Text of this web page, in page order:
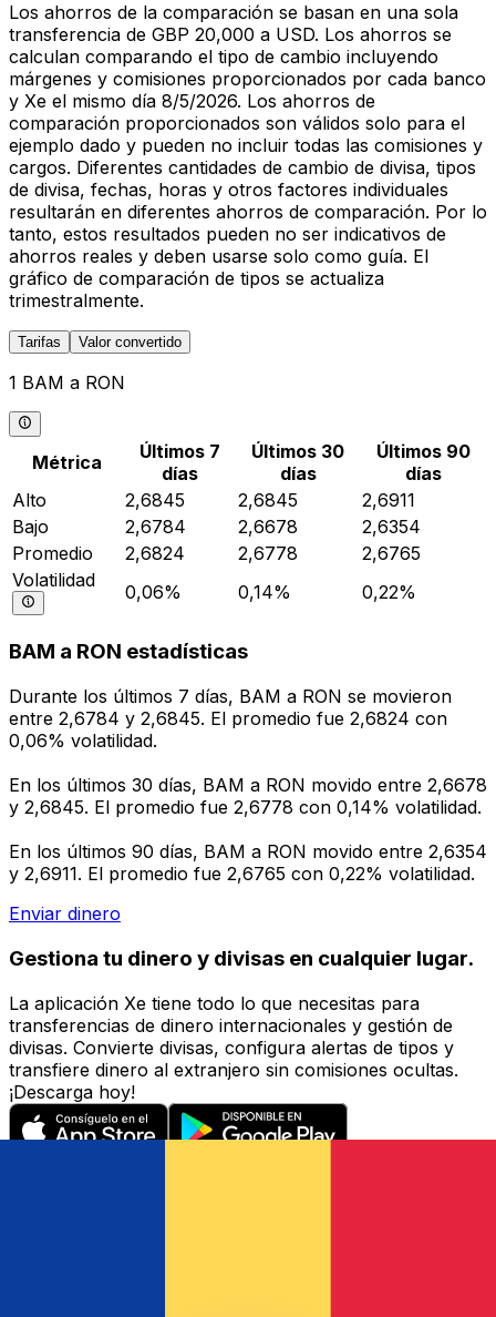
Los ahorros de la comparación se basan en una sola
transferencia de GBP 20,000 a USD. Los ahorros se
calculan comparando el tipo de cambio incluyendo
márgenes y comisiones proporcionados por cada banco
y Xe el mismo día 8/5/2026. Los ahorros de
comparación proporcionados son válidos solo para el
ejemplo dado y pueden no incluir todas las comisiones y
cargos. Diferentes cantidades de cambio de divisa, tipos
de divisa, fechas, horas y otros factores individuales
resultarán en diferentes ahorros de comparación. Por lo
tanto, estos resultados pueden no ser indicativos de
ahorros reales y deben usarse solo como guía. El
gráfico de comparación de tipos se actualiza
trimestralmente.
Tarifas Valor convertido
1 BAM a RON
Métrica
Últimos 7
días
Últimos 30
días
Últimos 90
días
Alto
2,6845 2,6845
2,6911
Bajo
2,6784 2,6678
2,6354
Promedio
2,6824 2,6778
2,6765
Volatilidad
0,06% 0,14% 0,22%
BAM a RON estadísticas
Durante los últimos 7 días, BAM a RON se movieron
entre 2,6784 y 2,6845. El promedio fue 2,6824 con
0,06% volatilidad.
En los últimos 30 días, BAM a RON movido entre 2,6678
y 2,6845. El promedio fue 2,6778 con 0,14% volatilidad.
En los últimos 90 días, BAM a RON movido entre 2,6354
y 2,6911. El promedio fue 2,6765 con 0,22% volatilidad.
Enviar dinero
Gestiona tu dinero y divisas en cualquier lugar.
La aplicación Xe tiene todo lo que necesitas para
transferencias de dinero internacionales y gestión de
divisas. Convierte divisas, configura alertas de tipos y
transfiere dinero al extranjero sin comisiones ocultas.
¡Descarga hoy!